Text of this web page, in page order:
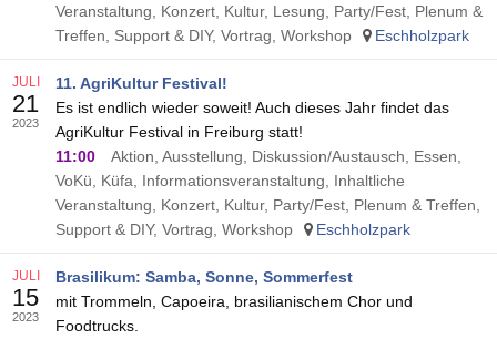
Veranstaltung, Konzert, Kultur, Lesung, Party/Fest, Plenum &
Treffen, Support & DIY, Vortrag, Workshop
Eschholzpark
11. AgriKultur Festival!
Es ist endlich wieder soweit! Auch dieses Jahr findet das
AgriKultur Festival in Freiburg statt!
11:00
Aktion, Ausstellung, Diskussion/Austausch, Essen,
VoKü, Küfa, Informationsveranstaltung, Inhaltliche
Veranstaltung, Konzert, Kultur, Party/Fest, Plenum & Treffen,
Support & DIY, Vortrag, Workshop
Eschholzpark
JULI
21
2023
Brasilikum: Samba, Sonne, Sommerfest
mit Trommeln, Capoeira, brasilianischem Chor und
Foodtrucks.
JULI
15
2023